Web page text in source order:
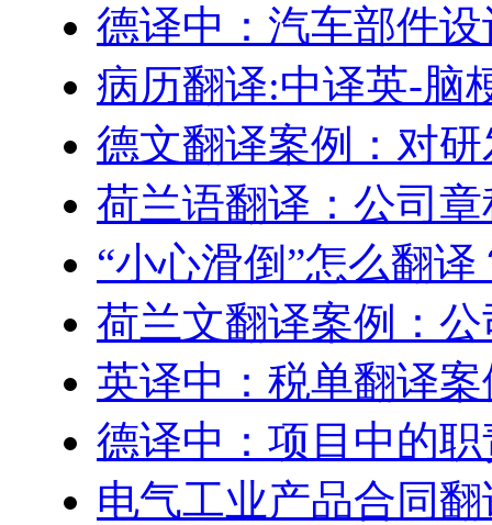
德译中：汽车部件
病历翻译:中译英-脑
德文翻译案例：对
荷兰语翻译：公司
“小心滑倒”怎么翻译
荷兰文翻译案例：
英译中：税单翻译案
德译中：项目中的
电气工业产品合同